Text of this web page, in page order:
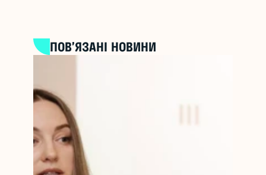
ПОВ’ЯЗАНІ НОВИНИ